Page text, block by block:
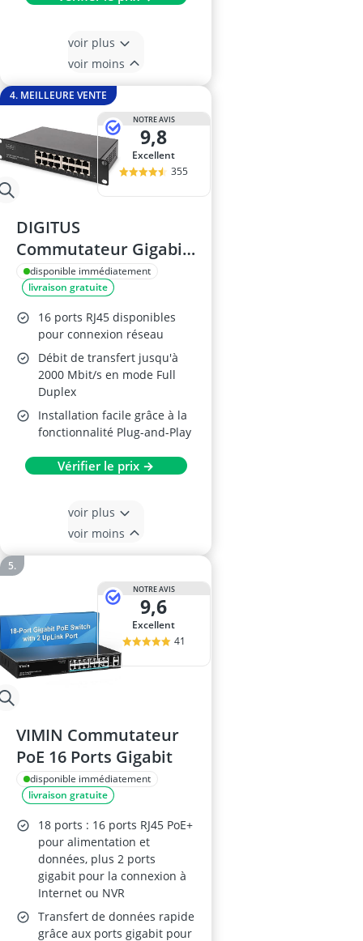
voir plus
voir moins
4. MEILLEURE VENTE
NOTRE AVIS
9,8
Excellent
355
DIGITUS
Commutateur Gigabit
Ethernet 16 ports
disponible immédiatement
livraison gratuite
16 ports RJ45 disponibles
pour connexion réseau
Débit de transfert jusqu'à
2000 Mbit/s en mode Full
Duplex
Installation facile grâce à la
fonctionnalité Plug-and-Play
Vérifier le prix →
voir plus
voir moins
NOTRE AVIS
9,6
Excellent
41
VIMIN Commutateur
PoE 16 Ports Gigabit
disponible immédiatement
livraison gratuite
18 ports : 16 ports RJ45 PoE+
pour alimentation et
données, plus 2 ports
gigabit pour la connexion à
Internet ou NVR
Transfert de données rapide
grâce aux ports gigabit pour